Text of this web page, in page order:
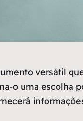
versátil
o uma escolha